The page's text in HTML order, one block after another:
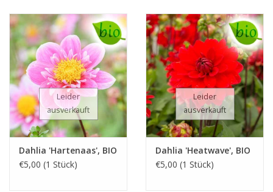
Leider
ausverkauft
Dahlia 'Hartenaas', BIO
€5,00 (1 Stück)
Leider
ausverkauft
Dahlia 'Heatwave', BIO
€5,00 (1 Stück)